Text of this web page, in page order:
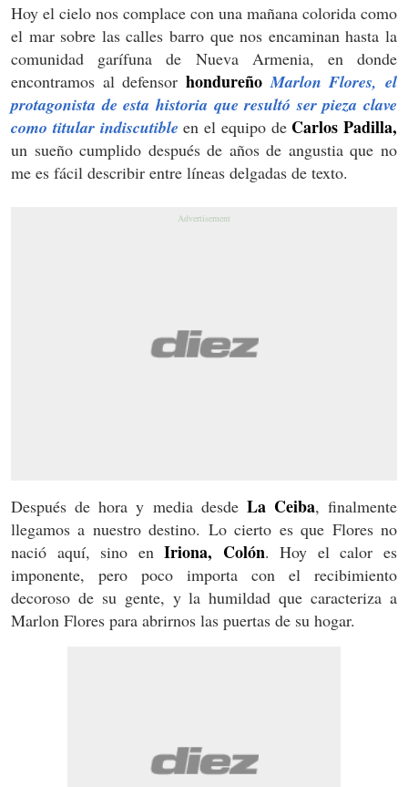
Hoy el cielo nos complace con una mañana colorida como
el mar sobre las calles barro que nos encaminan hasta la
comunidad garífuna de Nueva Armenia, en donde
encontramos al defensor hondureño Marlon Flores, el
protagonista de esta historia que resultó ser pieza clave
como titular indiscutibleen el equipo de Carlos Padilla,
un sueño cumplido después de años de angustia que no
me es fácil describir entre líneas delgadas de texto.
Después de hora y media desde La Ceiba, finalmente
llegamos a nuestro destino. Lo cierto es que Flores no
nació aquí, sino enIriona, Colón. Hoy el calor es
imponente, pero poco importa con el recibimiento
decoroso de su gente, y la humildad que caracteriza a
Marlon Flores para abrirnos las puertas de su hogar.